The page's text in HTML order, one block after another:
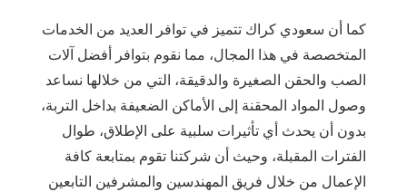
كما أن سعودي كراك تتميز في توافر العديد من الخدمات
المتخصصة في هذا المجال، مما نقوم بتوافر أفضل آلات
الصب والحقن الصغيرة والدقيقة، التي من خلالها نساعد
وصول المواد المحقنة إلى الأماكن الضعيفة بداخل التربة،
بدون أن يحدث أي تأثيرات سلبية على الإطلاق، طوال
الفترات المقبلة، وحيث أن شركتنا تقوم بمتابعة كافة
الإعمال من خلال فريق المهندسين والمشرفين التابعين